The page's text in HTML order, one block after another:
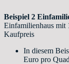
Beispiel 2
Einfamilienhaus mit
Kaufpreis
In diesem
Euro pro